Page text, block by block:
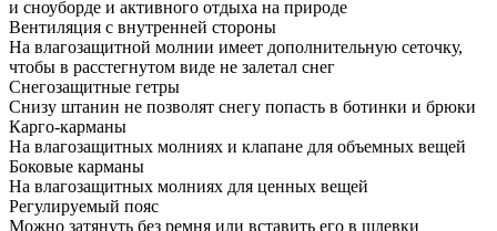
и сноуборде и активного отдыха на природе
Вентиляция с внутренней стороны
На влагозащитной молнии имеет дополнительную сеточку,
чтобы в расстегнутом виде не залетал снег
Снегозащитные гетры
Снизу штанин не позволят снегу попасть в ботинки и брюки
Карго-карманы
На влагозащитных молниях и клапане для объемных вещей
Боковые карманы
На влагозащитных молниях для ценных вещей
Регулируемый пояс
Можно затянуть без ремня или вставить его в шлевки